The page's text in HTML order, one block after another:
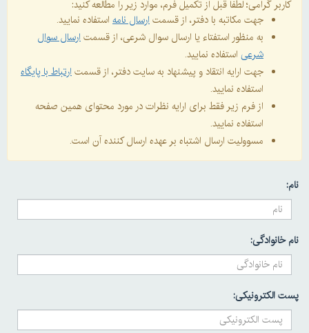
کاربر گرامی؛ لطفا قبل از تکمیل فرم، موارد زیر را مطالعه کنید:
جهت مکاتبه با دفتر، از قسمتارسال نامه استفاده نمایید.
به منظور استفتاء یا ارسال سوال شرعی، از قسمتارسال سوال
شرعی استفاده نمایید.
جهت ارایه انتقاد و پیشنهاد به سایت دفتر، از قسمتارتباط با پایگاه
استفاده نمایید.
از فرم زیر فقط برای ارایه نظرات در مورد محتوای همین صفحه
استفاده نمایید.
مسوولیت ارسال اشتباه بر عهده ارسال کننده آن است.
نام:
نام خانوادگی:
پست الکترونیکی: